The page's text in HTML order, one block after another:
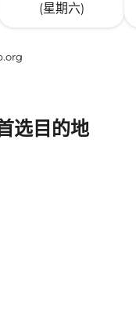
(星期六)
选目的地